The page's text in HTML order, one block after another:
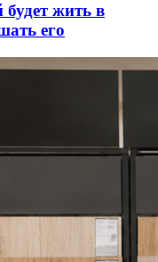
жить в
его